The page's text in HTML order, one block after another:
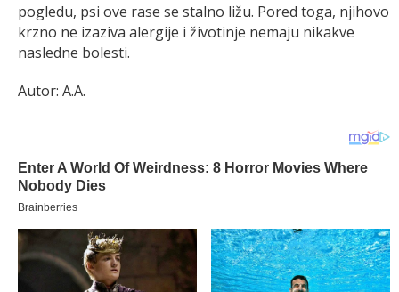
pogledu, psi ove rase se stalno ližu. Pored toga, njihovo
krzno ne izaziva alergije i životinje nemaju nikakve
nasledne bolesti.
Autor: A.A.